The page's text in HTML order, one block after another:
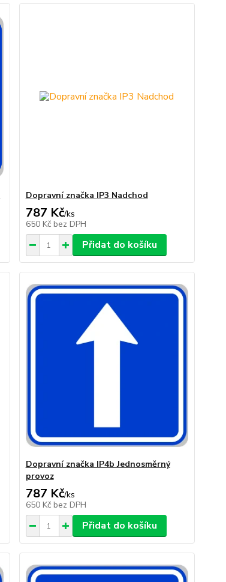
Dopravní značka IP3 Nadchod
787 Kč/ks
650 Kč bez DPH
Přidat do košíku
Dopravní značka IP4b Jednosměrný
provoz
787 Kč/ks
650 Kč bez DPH
Přidat do košíku